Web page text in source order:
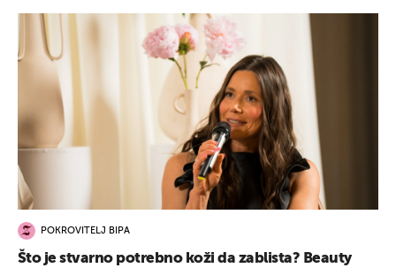
POKROVITELJ BIPA
Što je stvarno potrebno koži da zablista? Beauty